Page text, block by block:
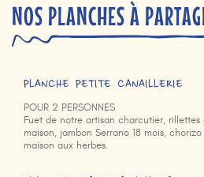
NOS PLANCHES À
PLANCHE PETITE CANAILLERIE
POUR 2 PERSONNES
Fuet de notre artisan charcutier,
maison, jambon Serrano 18 mois,
maison aux herbes.